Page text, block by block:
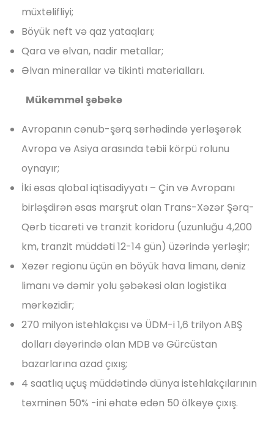
müxtəlifliyi;
Böyük neft və qaz yataqları;
Qara və əlvan, nadir metallar;
Əlvan minerallar və tikinti materialları.
Mükəmməl şəbəkə
Avropanın cənub-şərq sərhədində yerləşərək
Avropa və Asiya arasında təbii körpü rolunu
oynayır;
İki əsas qlobal iqtisadiyyatı – Çin və Avropanı
birləşdirən əsas marşrut olan Trans-Xəzər Şərq-
Qərb ticarəti və tranzit koridoru (uzunluğu 4,200
km, tranzit müddəti 12-14 gün) üzərində yerləşir;
Xəzər regionu üçün ən böyük hava limanı, dəniz
limanı və dəmir yolu şəbəkəsi olan logistika
mərkəzidir;
270 milyon istehlakçısı və ÜDM-i 1,6 trilyon ABŞ
dolları dəyərində olan MDB və Gürcüstan
bazarlarına azad çıxış;
4 saatlıq uçuş müddətində dünya istehlakçılarının
təxminən 50% -ini əhatə edən 50 ölkəyə çıxış.